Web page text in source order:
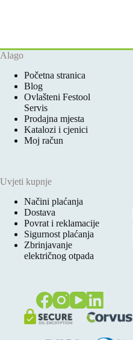
Alago
Početna stranica
Blog
Ovlašteni Festool
Servis
Prodajna mjesta
Katalozi i cjenici
Moj račun
Uvjeti kupnje
Načini plaćanja
Dostava
Povrat i reklamacije
Sigurnost plaćanja
Zbrinjavanje
električnog otpada